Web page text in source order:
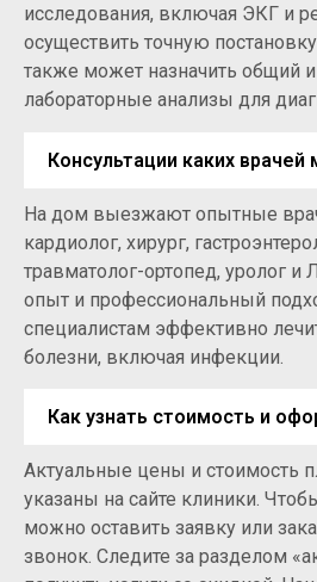
исследования, включая ЭКГ и
осуществить точную
также может назначить общий
лабораторные анализы для
Консультации каких
На дом выезжают опытные
кардиолог, хирург,
травматолог-ортопед, уролог
опыт и профессиональный
специалистам эффективно
болезни, включая инфекции.
Как узнать стоимость и
Актуальные цены и стоимость
указаны на сайте клиники.
можно оставить заявку или
звонок. Следите за разделом